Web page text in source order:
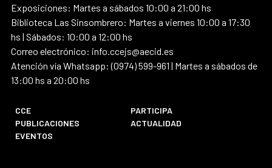
Exposiciones: Martes a sábados 10:00 a 21:00 hs
Biblioteca Las Sinsombrero: Martes a viernes 10:00 a 17:30
hs | Sábados: 10:00 a 12:00 hs
Correo electrónico: info.ccejs@aecid.es
Atención vía Whatsapp: (0974) 599-961 | Martes a sábados de
13:00 hs a 20:00 hs
CCE
PARTICIPA
PUBLICACIONES
ACTUALIDAD
EVENTOS